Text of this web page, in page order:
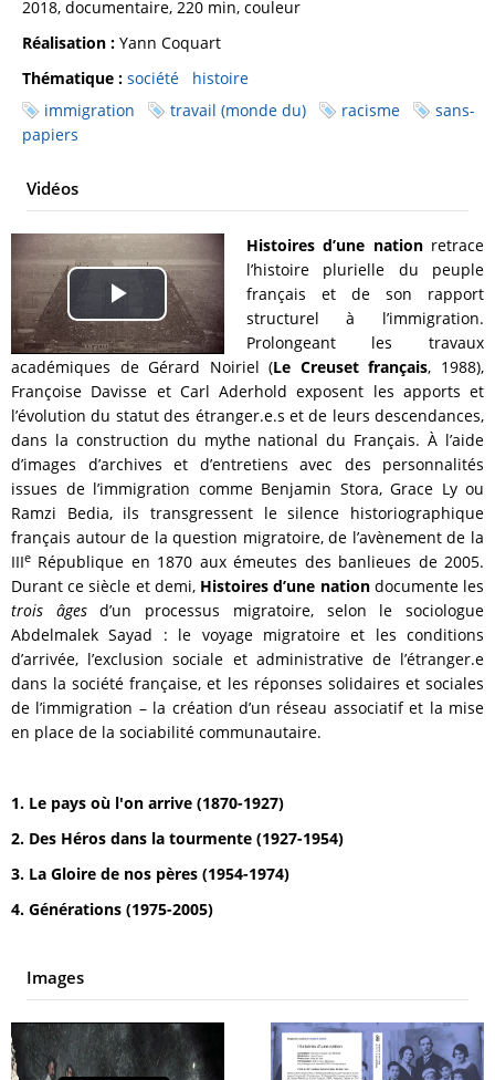
2018, documentaire, 220 min, couleur
Réalisation : Yann Coquart
Thématique : société
histoire
immigration
travail (monde du) racisme
sans-
papiers
Vidéos
Play
Video
Histoires d’une nationretrace
l’histoire plurielle du peuple
français et de son rapport
structurel à l’immigration.
Prolongeant les travaux
académiques de Gérard Noiriel (Le Creuset français, 1988),
Françoise Davisse et Carl Aderhold exposent les apports et
l’évolution du statut des étranger.e.s et de leurs descendances,
dans la construction du mythe national du Français. À l’aide
d’images d’archives et d’entretiens avec des personnalités
issues de l’immigration comme Benjamin Stora, Grace Ly ou
Ramzi Bedia, ils transgressent le silence historiographique
français autour de la question migratoire, de l’avènement de la
IIIe République en 1870 aux émeutes des banlieues de 2005.
Durant ce siècle et demi, Histoires d’une nationdocumente les
trois âgesd’un processus migratoire, selon le sociologue
Abdelmalek Sayad : le voyage migratoire et les conditions
d’arrivée, l’exclusion sociale et administrative de l’étranger.e
dans la société française, et les réponses solidaires et sociales
de l’immigration – la création d’un réseau associatif et la mise
en place de la sociabilité communautaire.
1. Le pays où l'on arrive (1870-1927)
2. Des Héros dans la tourmente (1927-1954)
3. La Gloire de nos pères (1954-1974)
4. Générations (1975-2005)
Images